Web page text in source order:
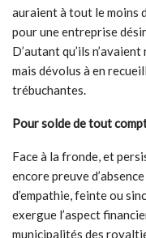
auraient à tout le moins
pour une entreprise
D’autant qu’ils
mais dévolus à en
trébuchantes.
Pour solde de tout
Face à la fronde, et
encore preuve
d’empathie, feinte ou
exergue l’aspect
municipalités des